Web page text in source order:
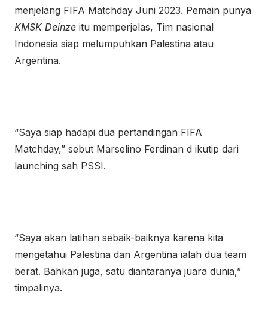
menjelang FIFA Matchday Juni 2023. Pemain punya
KMSK Deinze itu memperjelas, Tim nasional
Indonesia siap melumpuhkan Palestina atau
Argentina.
“Saya siap hadapi dua pertandingan FIFA
Matchday,” sebut Marselino Ferdinan d ikutip dari
launching sah PSSI.
“Saya akan latihan sebaik-baiknya karena kita
mengetahui Palestina dan Argentina ialah dua team
berat. Bahkan juga, satu diantaranya juara dunia,”
timpalinya.